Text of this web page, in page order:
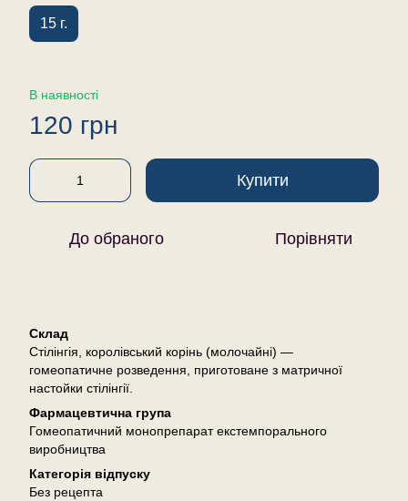
15 г.
В наявності
120 грн
Купити
До обраного Порівняти
Склад
Стілінгія, королівський корінь (молочайні) —
гомеопатичне розведення, приготоване з матричної
настойки стілінгії.
Фармацевтична група
Гомеопатичний монопрепарат екстемпорального
виробництва
Категорія відпуску
Без рецепта